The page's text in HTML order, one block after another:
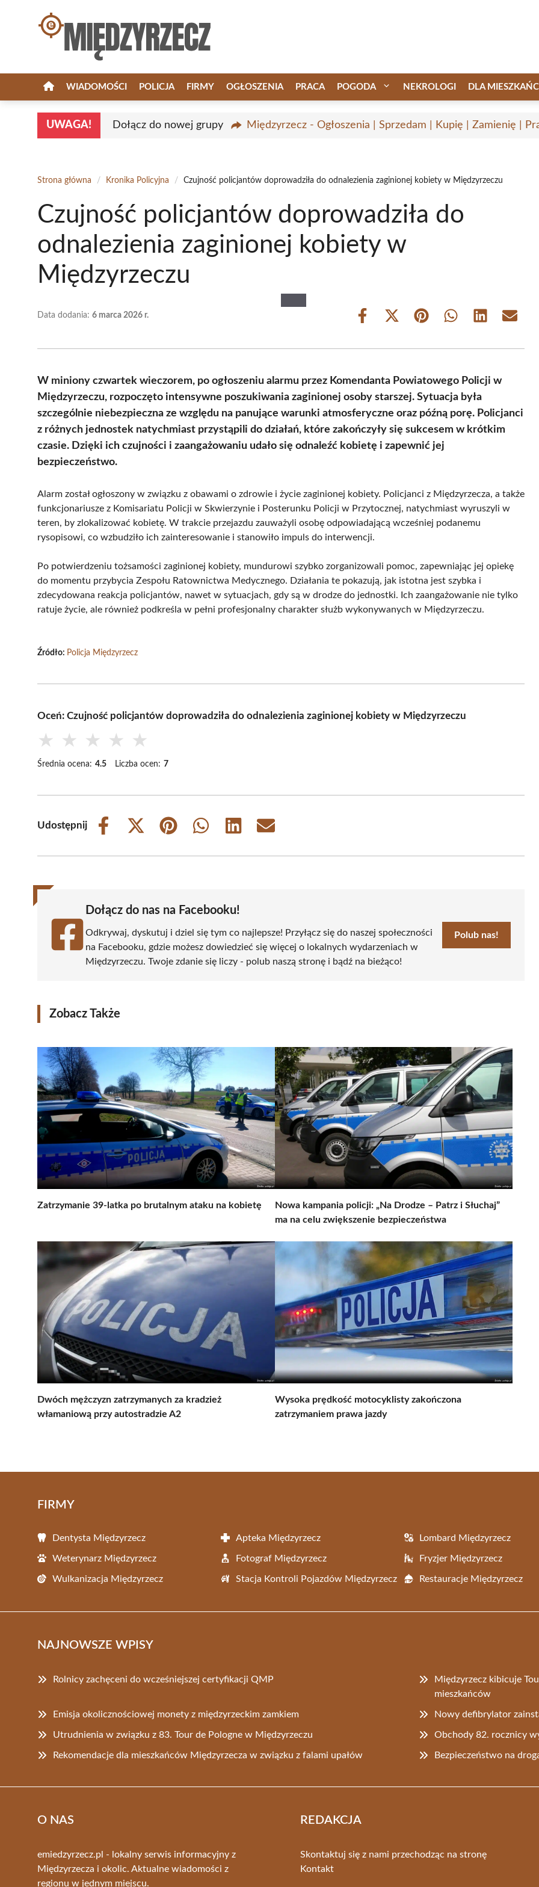
WIADOMOŚCI POLICJA FIRMY OGŁOSZENIA PRACA POGODA NEKROLOGI DLA
UWAGA! Dołącz do nowej grupy Międzyrzecz - Ogłoszenia | Sprzedam | Kupię | Zamienię |
Strona główna / Kronika Policyjna / Czujność policjantów doprowadziła do odnalezienia zaginionej kobiety w Międzyrzeczu
Czujność policjantów doprowadziła do
odnalezienia zaginionej kobiety w
Międzyrzeczu
Data dodania: 6 marca 2026 r.
Share
Share
(Twitter)
Share Share Share Share
W miniony czwartek wieczorem, po ogłoszeniu alarmu przez Komendanta Powiatowego Policji w
Międzyrzeczu, rozpoczęto intensywne poszukiwania zaginionej osoby starszej. Sytuacja była
szczególnie niebezpieczna ze względu na panujące warunki atmosferyczne oraz późną porę. Policjanci
z różnych jednostek natychmiast przystąpili do działań, które zakończyły się sukcesem w krótkim
czasie. Dzięki ich czujności i zaangażowaniu udało się odnaleźć kobietę i zapewnić jej
bezpieczeństwo.
Alarm został ogłoszony w związku z obawami o zdrowie i życie zaginionej kobiety. Policjanci z Międzyrzecza, a także
funkcjonariusze z Komisariatu Policji w Skwierzynie i Posterunku Policji w Przytocznej, natychmiast wyruszyli w
teren, by zlokalizować kobietę. W trakcie przejazdu zauważyli osobę odpowiadającą wcześniej podanemu
rysopisowi, co wzbudziło ich zainteresowanie i stanowiło impuls do interwencji.
Po potwierdzeniu tożsamości zaginionej kobiety, mundurowi szybko zorganizowali pomoc, zapewniając jej opiekę
do momentu przybycia Zespołu Ratownictwa Medycznego. Działania te pokazują, jak istotna jest szybka i
zdecydowana reakcja policjantów, nawet w sytuacjach, gdy są w drodze do jednostki. Ich zaangażowanie nie tylko
ratuje życie, ale również podkreśla w pełni profesjonalny charakter służb wykonywanych w Międzyrzeczu.
Źródło: Policja Międzyrzecz
Oceń: Czujność policjantów doprowadziła do odnalezienia zaginionej kobiety w Międzyrzeczu
★ ★ ★ ★ ★
Średnia ocena: 4.5 Liczba ocen: 7
Udostępnij
Share
Share
(Twitter)
Share
Share
Share
Share
Dołącz do nas na Facebooku!
Odkrywaj, dyskutuj i dziel się tym co najlepsze! Przyłącz się do naszej społeczności
na Facebooku, gdzie możesz dowiedzieć się więcej o lokalnych wydarzeniach w
Międzyrzeczu. Twoje zdanie się liczy - polub naszą stronę i bądź na bieżąco!
Polub nas!
Zobacz Także
Zatrzymanie 39-latka po brutalnym ataku na kobietę
Nowa kampania policji: „Na Drodze – Patrz i Słuchaj”
ma na celu zwiększenie bezpieczeństwa
Dwóch mężczyzn zatrzymanych za kradzież
włamaniową przy autostradzie A2
Wysoka prędkość motocyklisty zakończona
zatrzymaniem prawa jazdy
FIRMY
Dentysta Międzyrzecz Apteka Międzyrzecz Lombard Międzyrzecz
Weterynarz Międzyrzecz Fotograf Międzyrzecz Fryzjer Międzyrzecz
Wulkanizacja Międzyrzecz Stacja Kontroli Pojazdów Międzyrzecz Restauracje Międzyrzecz
NAJNOWSZE WPISY
Rolnicy zachęceni do wcześniejszej certyfikacji QMP
Międzyrzecz kibicuje
mieszkańców
Emisja okolicznościowej monety z międzyrzeckim zamkiem Nowy defibrylator
Utrudnienia w związku z 83. Tour de Pologne w Międzyrzeczu Obchody 82. rocznicy
Rekomendacje dla mieszkańców Międzyrzecza w związku z falami upałów Bezpieczeństwo na
O NAS
emiedzyrzecz.pl - lokalny serwis informacyjny z
Międzyrzecza i okolic. Aktualne wiadomości z
regionu w jednym miejscu.
REDAKCJA
Skontaktuj się z nami przechodząc na stronę
Kontakt